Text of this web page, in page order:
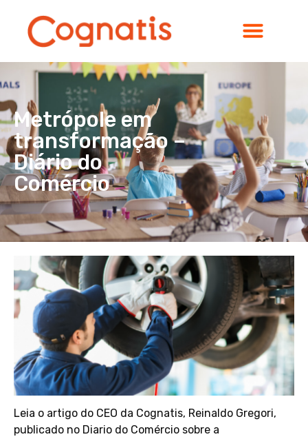
Metrópole em
transformação –
Diário do
Comércio
Leia o artigo do CEO da Cognatis, Reinaldo Gregori,
publicado no Diario do Comércio sobre a